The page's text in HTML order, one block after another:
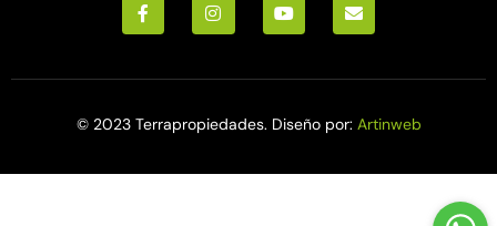
© 2023 Terrapropiedades. Diseño por: Artinweb